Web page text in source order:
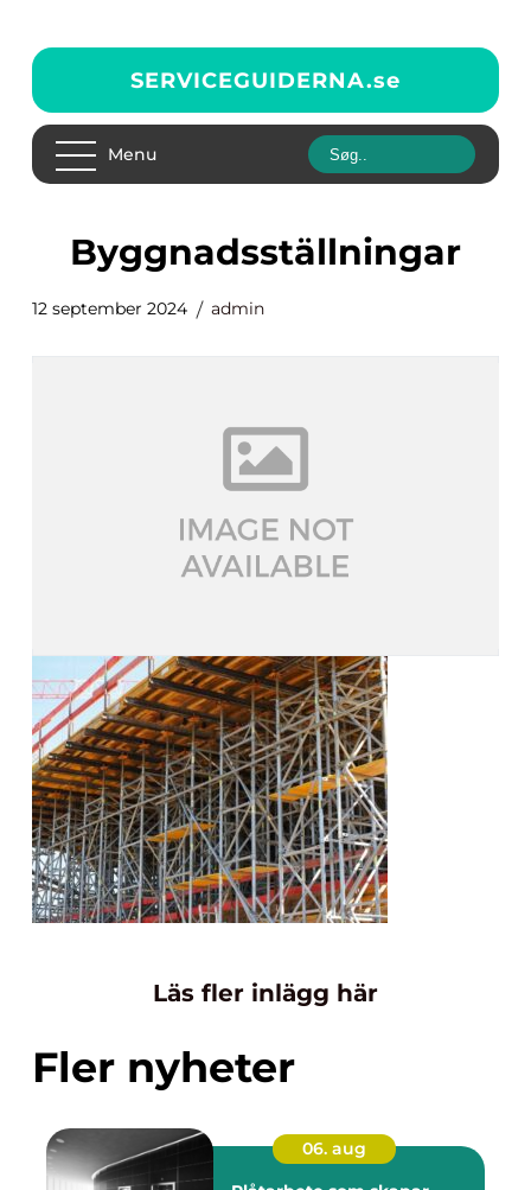
SERVICEGUIDERNA.se
Menu
Byggnadsställningar
12 september 2024 admin
Läs fler inlägg här
Fler nyheter
06. aug